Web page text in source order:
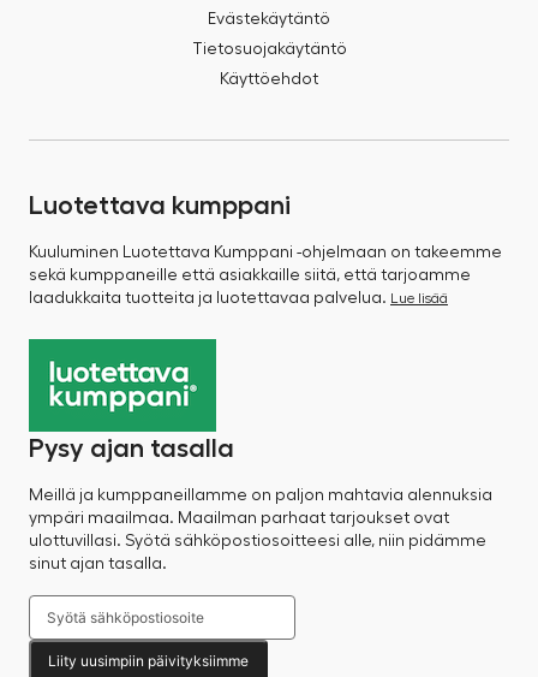
Evästekäytäntö
Tietosuojakäytäntö
Käyttöehdot
Luotettava kumppani
Kuuluminen Luotettava Kumppani -ohjelmaan on takeemme
sekä kumppaneille että asiakkaille siitä, että tarjoamme
laadukkaita tuotteita ja luotettavaa palvelua. Lue lisää
Pysy ajan tasalla
Meillä ja kumppaneillamme on paljon mahtavia alennuksia
ympäri maailmaa. Maailman parhaat tarjoukset ovat
ulottuvillasi. Syötä sähköpostiosoitteesi alle, niin pidämme
sinut ajan tasalla.
Liity uusimpiin päivityksiimme